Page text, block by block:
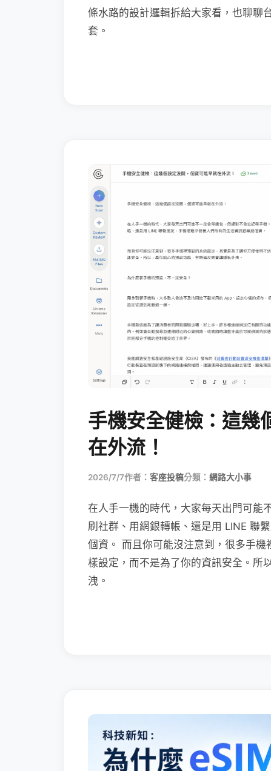
條水路的設計邏輯拆給大家看，也聊聊
套。
手機安全健檢：這幾
在外流！
2026/7/7作者： 客座投稿分類： 網路大小事
在人手一機的時代，大家每天出門可能
刷社群、用網銀轉帳、還是用 LINE 聯
個資。 而且你可能沒注意到，很多手
樣設定，而不是為了你的資訊安全。所
洩。